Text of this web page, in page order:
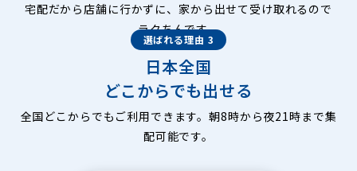
宅配だから店舗に行かずに、家から出せて受け取れるので
ラクちんです。
選ばれる理由 3
日本全国
どこからでも出せる
全国どこからでもご利用できます。朝8時から夜21時まで集
配可能です。